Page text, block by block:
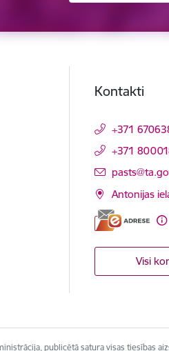
Kontakti
+371
+371
E-pasts:
Antonijas
Visi
publicētā satura visas tiesības